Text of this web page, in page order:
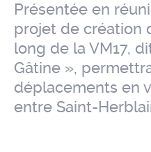
Présentée en
projet de création
long de la VM17,
Gâtine »,
déplacements en
entre Saint-